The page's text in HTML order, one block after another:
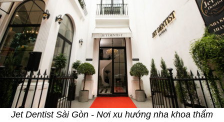
Jet Dentist Sài Gòn - Nơi xu hướng nha khoa thẩm